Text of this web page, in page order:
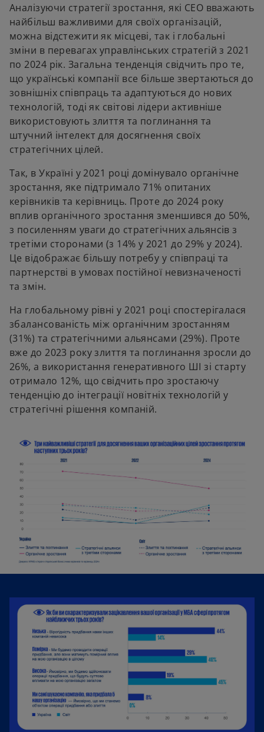
Аналізуючи стратегії зростання, які СЕО вважають
найбільш важливими для своїх організацій,
можна відстежити як місцеві, так і глобальні
зміни в перевагах управлінських стратегій з 2021
по 2024 рік. Загальна тенденція свідчить про те,
що українські компанії все більше звертаються до
зовнішніх співпраць та адаптуються до нових
технологій, тоді як світові лідери активніше
використовують злиття та поглинання та
штучний інтелект для досягнення своїх
стратегічних цілей.
Так, в Україні у 2021 році домінувало органічне
зростання, яке підтримало 71% опитаних
керівників та керівниць. Проте до 2024 року
вплив органічного зростання зменшився до 50%,
з посиленням уваги до стратегічних альянсів з
третіми сторонами (з 14% у 2021 до 29% у 2024).
Це відображає більшу потребу у співпраці та
партнерстві в умовах постійної невизначеності
та змін.
На глобальному рівні у 2021 році спостерігалася
збалансованість між органічним зростанням
(31%) та стратегічними альянсами (29%). Проте
вже до 2023 року злиття та поглинання зросли до
26%, а використання генеративного ШІ зі старту
отримало 12%, що свідчить про зростаючу
тенденцію до інтеграції новітніх технологій у
стратегічні рішення компаній.